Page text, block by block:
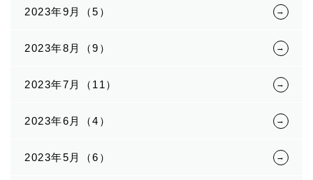
2023年9月（5）
2023年8月（9）
2023年7月（11）
2023年6月（4）
2023年5月（6）